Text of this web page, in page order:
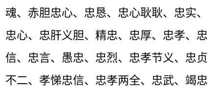
魂、赤胆忠心、忠恳、忠心耿耿、忠实、
忠心、忠肝义胆、精忠、忠厚、忠孝、忠
信、忠言、愚忠、忠烈、忠孝节义、忠贞
不二、孝悌忠信、忠孝两全、忠武、竭忠